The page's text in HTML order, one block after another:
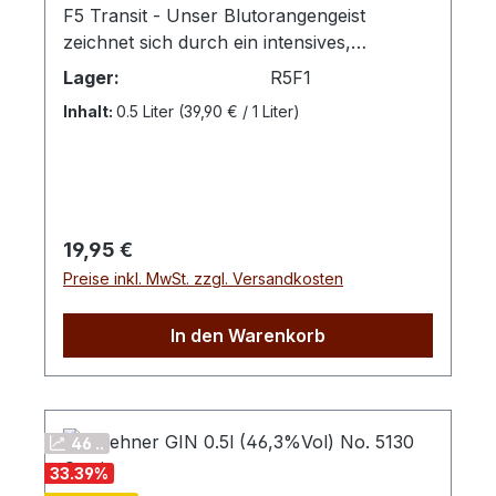
F5 Transit - Unser Blutorangengeist
zeichnet sich durch ein intensives,
fruchtiges Aroma und eine harmonische
Geschmacksnote aus. Mit einem
Alkoholgehalt von 40 % Vol bietet dieses
Struktur und elegante, natürliche
Fruchtigkeit. Verkostungsnotiz: Feine
Blutorangen.Farbton: klar
Lager: R5F1
Inhalt: 0.5 Liter (39,90 € / 1 Liter)
Regulärer Preis:
19,95 €
Preise inkl. MwSt. zzgl. Versandkosten
In den Warenkorb
46 ..
33.39%